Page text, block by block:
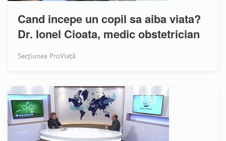
Cand incepe un copil sa aiba viata?
Dr. Ionel Cioata, medic obstetrician
Secțiunea ProViață